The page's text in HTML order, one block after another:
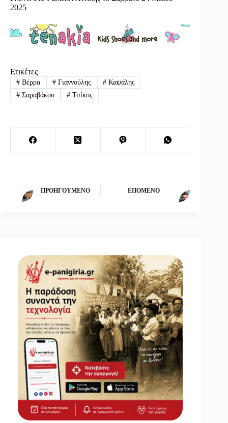
2025
Ετικέτες
#Βέρρα #Γιαννούλης # Καψάλης
#Σαραβάκου #Τσίκος
ΠΡΟΗΓΟΎΜΕΝΟ ΕΠΌΜΕΝΟ